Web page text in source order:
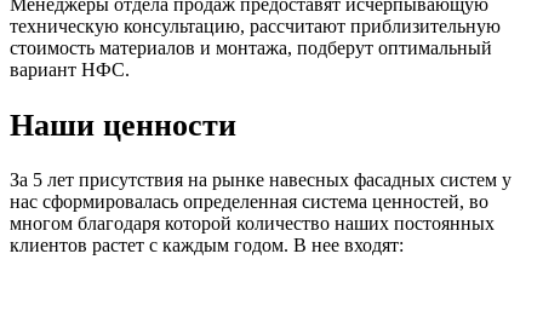
Менеджеры отдела продаж предоставят исчерпывающую
техническую консультацию, рассчитают приблизительную
стоимость материалов и монтажа, подберут оптимальный
вариант НФС.
Наши ценности
За 5 лет присутствия на рынке навесных фасадных систем у
нас сформировалась определенная система ценностей, во
многом благодаря которой количество наших постоянных
клиентов растет с каждым годом. В нее входят: